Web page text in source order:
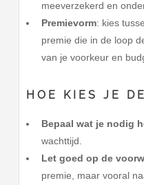
meeverzekerd en
Premievorm: kies
premie die in de loop
van je voorkeur en
HOE KIES JE
Bepaal wat je nodig
wachttijd.
Let goed op de
premie, maar vooral